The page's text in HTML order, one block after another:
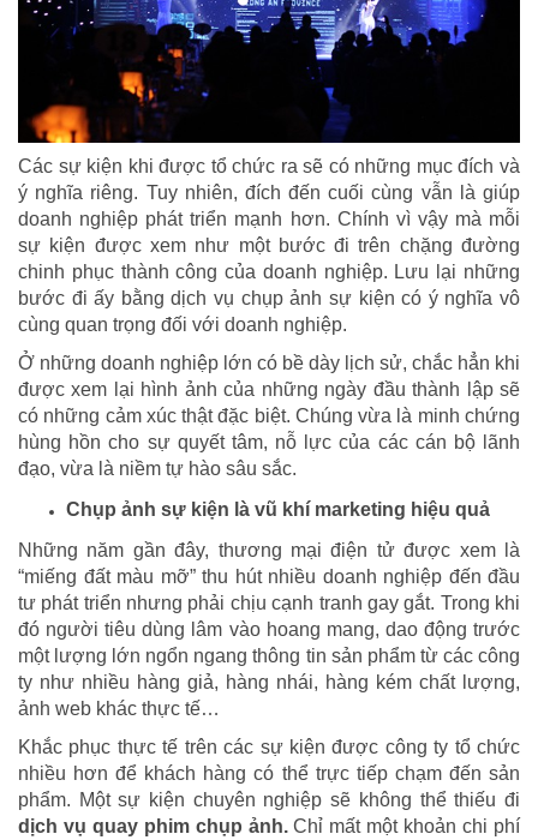
Các sự kiện khi được tổ chức ra sẽ có những mục đích và
ý nghĩa riêng. Tuy nhiên, đích đến cuối cùng vẫn là giúp
doanh nghiệp phát triển mạnh hơn. Chính vì vậy mà mỗi
sự kiện được xem như một bước đi trên chặng đường
chinh phục thành công của doanh nghiệp. Lưu lại những
bước đi ấy bằng dịch vụ chụp ảnh sự kiện có ý nghĩa vô
cùng quan trọng đối với doanh nghiệp.
Ở những doanh nghiệp lớn có bề dày lịch sử, chắc hẳn khi
được xem lại hình ảnh của những ngày đầu thành lập sẽ
có những cảm xúc thật đặc biệt. Chúng vừa là minh chứng
hùng hồn cho sự quyết tâm, nỗ lực của các cán bộ lãnh
đạo, vừa là niềm tự hào sâu sắc.
Chụp ảnh sự kiện là vũ khí marketing hiệu quả
Những năm gần đây, thương mại điện tử được xem là
“miếng đất màu mỡ” thu hút nhiều doanh nghiệp đến đầu
tư phát triển nhưng phải chịu cạnh tranh gay gắt. Trong khi
đó người tiêu dùng lâm vào hoang mang, dao động trước
một lượng lớn ngổn ngang thông tin sản phẩm từ các công
ty như nhiều hàng giả, hàng nhái, hàng kém chất lượng,
ảnh web khác thực tế…
Khắc phục thực tế trên các sự kiện được công ty tổ chức
nhiều hơn để khách hàng có thể trực tiếp chạm đến sản
phẩm. Một sự kiện chuyên nghiệp sẽ không thể thiếu đi
dịch vụ quay phim chụp ảnh.Chỉ mất một khoản chi phí